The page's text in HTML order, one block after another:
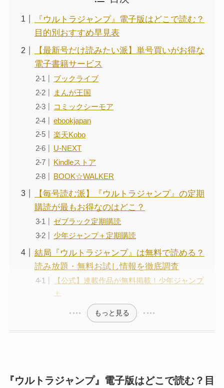
『ウルトラジャンプ』電子版はどこで読む？
目的別おすすめ早見表
【最新号だけ読みたい派】単号買いがお得な
電子書籍サービス
ブックライブ
まんが王国
コミックシーモア
ebookjapan
楽天Kobo
U-NEXT
Kindleストア
BOOK☆WALKER
【毎号読む派】『ウルトラジャンプ』の定期
購読が最もお得なのはどこ？
ゼブラック定期購読
少年ジャンプ＋定期購読
結局『ウルトラジャンプ』は無料で読める？
読み放題・無料お試し情報を徹底調査
【公式】連載作品が無料掲載！少年ジャンプ
＋
もっと見る
『ウルトラジャンプ』電子版はどこで読む？目